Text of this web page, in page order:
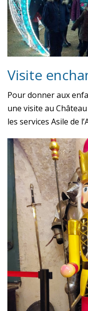
Visite
Pour donner aux
une visite au
les services Asile de